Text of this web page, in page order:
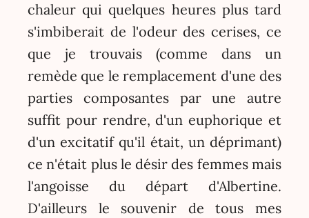
chaleur qui quelques heures plus tard
s'imbiberait de l'odeur des cerises, ce
que je trouvais (comme dans un
remède que le remplacement d'une des
parties composantes par une autre
suffit pour rendre, d'un euphorique et
d'un excitatif qu'il était, un déprimant)
ce n'était plus le désir des femmes mais
l'angoisse du départ d'Albertine.
D'ailleurs le souvenir de tous mes